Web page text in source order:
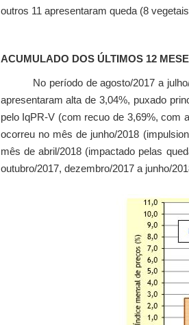
outros 11 apresentaram queda (8
ACUMULADO DOS ÚLTIMOS 12
No período de agosto/2017 a
apresentaram alta de 3,04%, puxado
pelo IqPR-V (com recuo de 3,69%, com
ocorreu no mês de junho/2018
mês de abril/2018 (impactado pelas
outubro/2017, dezembro/2017 a junho/